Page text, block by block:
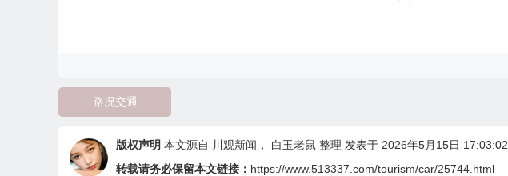
路况交通
版权声明 本文源自 川观新闻 ， 白玉老鼠 整理 发表于 2026年5月15日 17:03:02
转载请务必保留本文链接： https://www.513337.com/tourism/car/25744.html